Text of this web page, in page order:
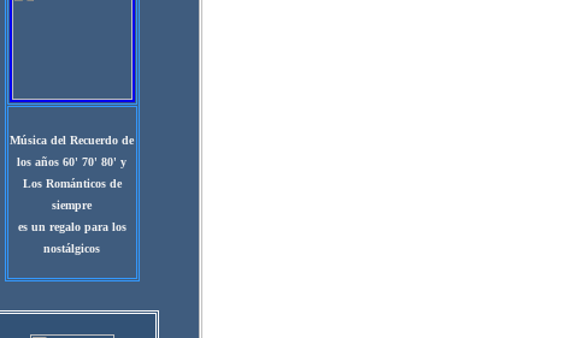
Música del Recuerdo de
los años 60' 70' 80' y
Los Románticos de
siempre
es un regalo para los
nostálgicos